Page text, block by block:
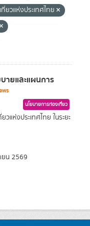
ยวแห่งประเทศไทย
ายและแผนการ
นโยบายการท่องเที่ยว
แห่งประเทศไทย ในระยะ
น 2569